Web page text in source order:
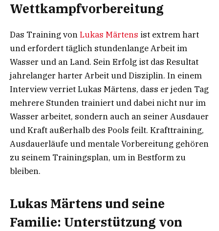
Wettkampfvorbereitung
Das Training vonLukas Märtens ist extrem hart
und erfordert täglich stundenlange Arbeit im
Wasser und an Land. Sein Erfolg ist das Resultat
jahrelanger harter Arbeit und Disziplin. In einem
Interview verriet Lukas Märtens, dass er jeden Tag
mehrere Stunden trainiert und dabei nicht nur im
Wasser arbeitet, sondern auch an seiner Ausdauer
und Kraft außerhalb des Pools feilt. Krafttraining,
Ausdauerläufe und mentale Vorbereitung gehören
zu seinem Trainingsplan, um in Bestform zu
bleiben.
Lukas Märtens und seine
Familie: Unterstützung von